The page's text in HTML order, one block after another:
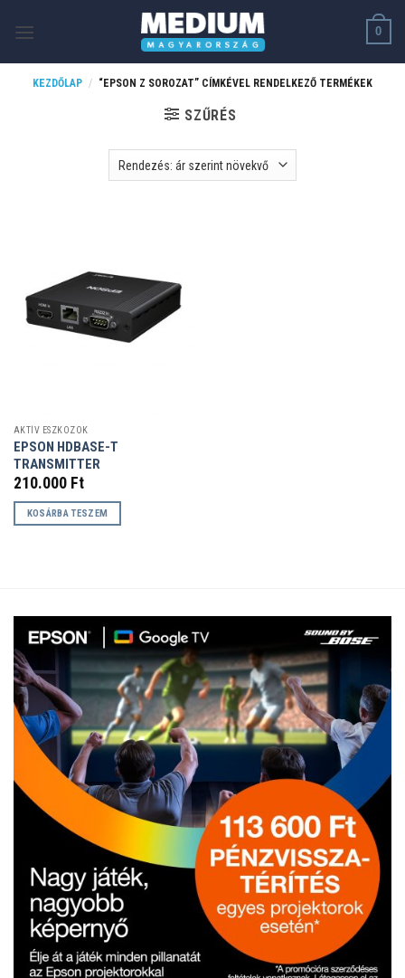
0
KEZDŐLAP / “EPSON Z SOROZAT” CÍMKÉVEL RENDELKEZŐ TERMÉKEK
SZŰRÉS
AKTÍV ESZKÖZÖK
EPSON HDBASE-T
TRANSMITTER
210.000 Ft
KOSÁRBA TESZEM